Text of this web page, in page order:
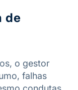
de
o gestor
falhas